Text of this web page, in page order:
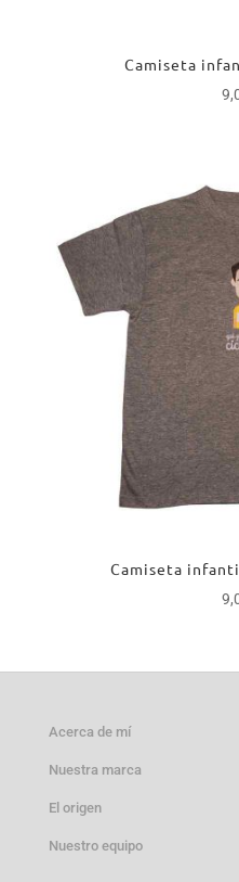
Camiseta
Camiseta
Acerca de mí
Nuestra marca
El origen
Nuestro equipo